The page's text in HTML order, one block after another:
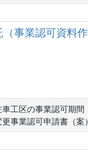
事業認可資料作
工区の事業認可期
事業認可申請書（案